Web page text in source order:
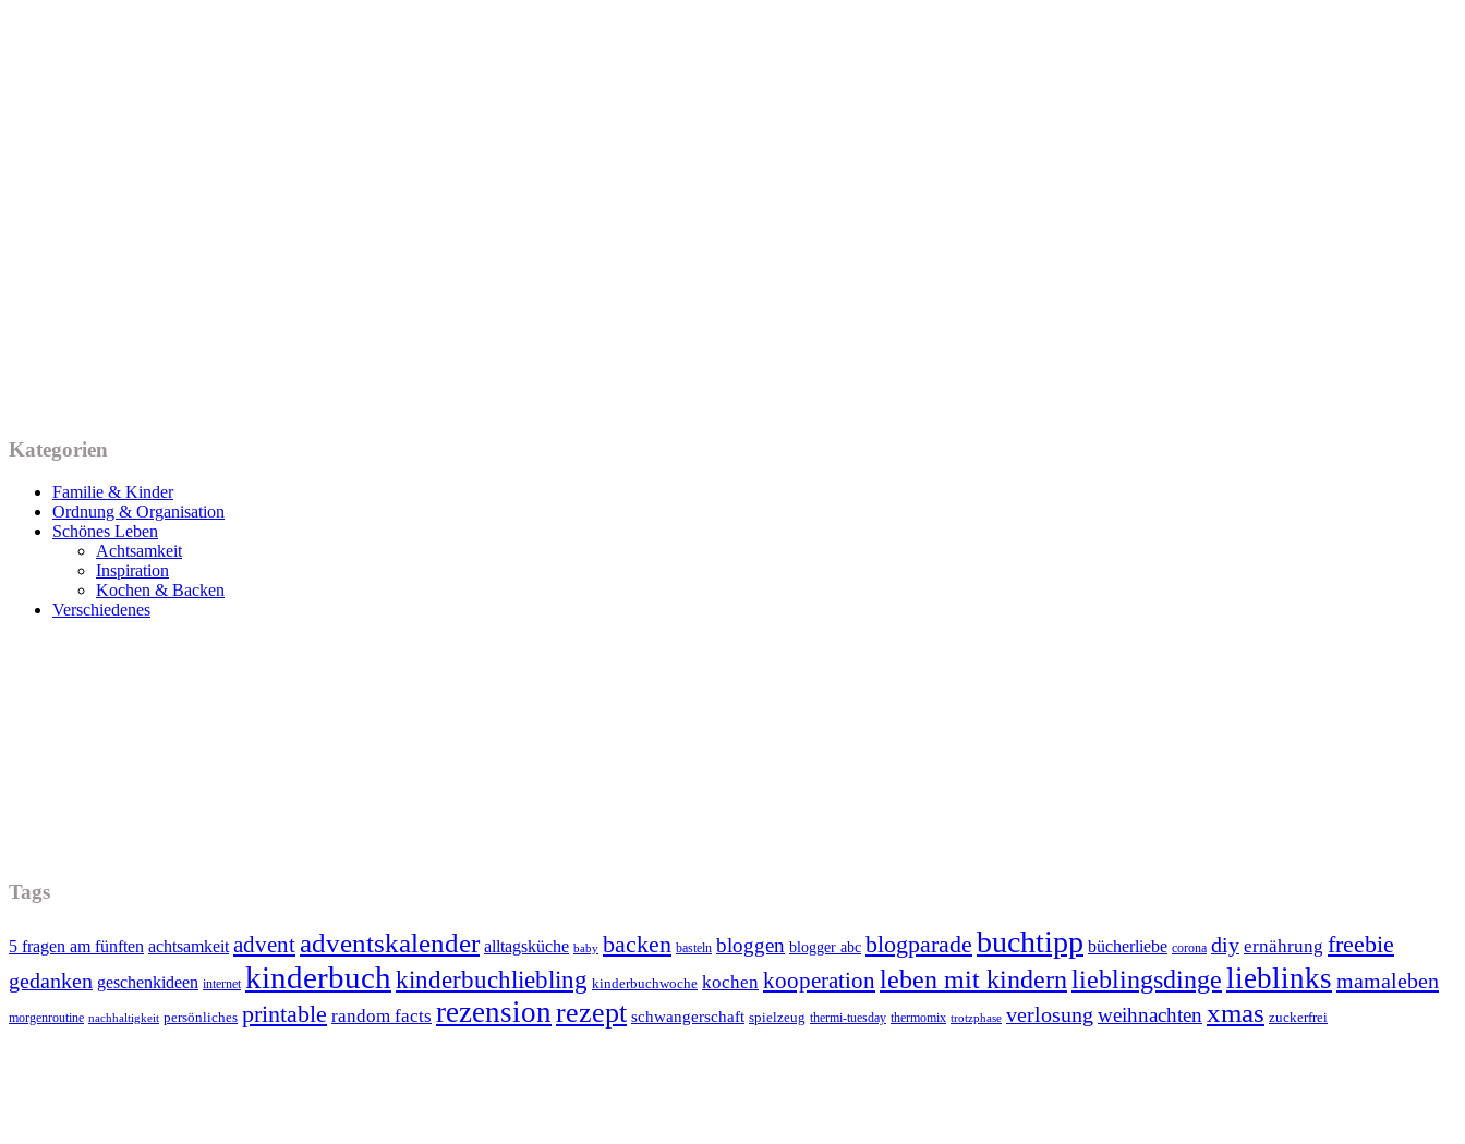
Kategorien
Familie & Kinder
Ordnung & Organisation
Schönes Leben
Achtsamkeit
Inspiration
Kochen & Backen
Verschiedenes
Tags
5 fragen am fünften achtsamkeit advent adventskalender alltagsküche baby backen basteln bloggen blogger abc blogparade buchtipp bücherliebe corona diy ernährung freebie
gedanken geschenkideen internet kinderbuch kinderbuchliebling kinderbuchwoche kochen kooperation leben mit kindernlieblingsdingelieblinks mamaleben
morgenroutine nachhaltigkeit persönliches printable random facts rezension rezept schwangerschaft spielzeug thermi-tuesday thermomix trotzphase verlosung weihnachten xmas zuckerfrei